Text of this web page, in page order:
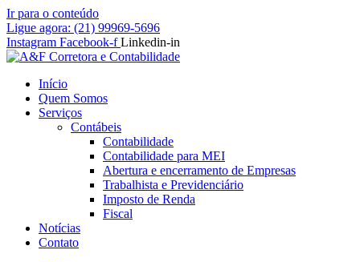
Ir para o conteúdo
Ligue agora: (21) 99969-5696
Instagram Facebook-f Linkedin-in
Início
Quem Somos
Serviços
Contábeis
Contabilidade
Contabilidade para MEI
Abertura e encerramento de Empresas
Trabalhista e Previdenciário
Imposto de Renda
Fiscal
Notícias
Contato